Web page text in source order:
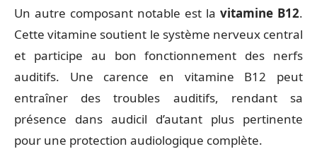
Un autre composant notable est la vitamine B12.
Cette vitamine soutient le système nerveux central
et participe au bon fonctionnement des nerfs
auditifs. Une carence en vitamine B12 peut
entraîner des troubles auditifs, rendant sa
présence dans audicil d’autant plus pertinente
pour une protection audiologique complète.